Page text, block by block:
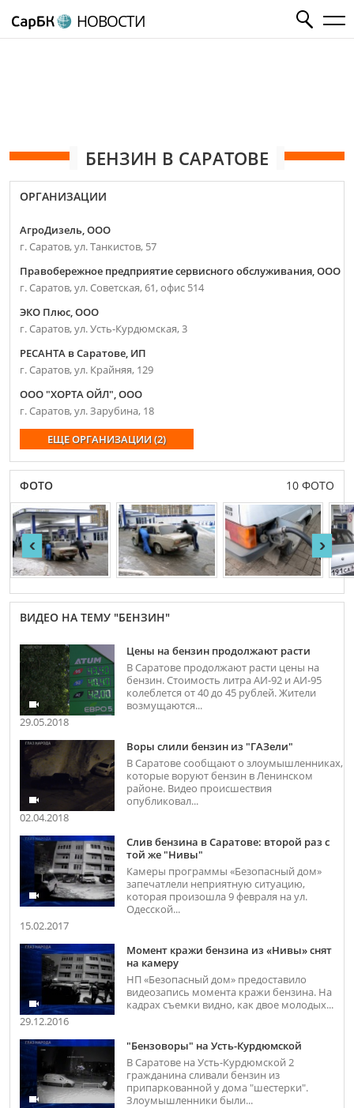
НОВОСТИ
БЕНЗИН В САРАТОВЕ
ОРГАНИЗАЦИИ
АгроДизель, ООО
г. Саратов, ул. Танкистов, 57
Правобережное предприятие сервисного обслуживания, ООО
г. Саратов, ул. Советская, 61, офис 514
ЭКО Плюс, ООО
г. Саратов, ул. Усть-Курдюмская, 3
РЕСАНТА в Саратове, ИП
г. Саратов, ул. Крайняя, 129
ООО "ХОРТА ОЙЛ", ООО
г. Саратов, ул. Зарубина, 18
ЕЩЕ ОРГАНИЗАЦИИ (2)
ФОТО 10 ФОТО
‹ ›
ВИДЕО НА ТЕМУ "БЕНЗИН"
Цены на бензин продолжают расти
В Саратове продолжают расти цены на
бензин. Стоимость литра АИ-92 и АИ-95
колеблется от 40 до 45 рублей. Жители
возмущаются...
29.05.2018
Воры слили бензин из "ГАЗели"
В Саратове сообщают о злоумышленниках,
которые воруют бензин в Ленинском
районе. Видео происшествия
опубликовал...
02.04.2018
Слив бензина в Саратове: второй раз с
той же "Нивы"
Камеры программы «Безопасный дом»
запечатлели неприятную ситуацию,
которая произошла 9 февраля на ул.
Одесской...
15.02.2017
Момент кражи бензина из «Нивы» снят
на камеру
НП «Безопасный дом» предоставило
видеозапись момента кражи бензина. На
кадрах съемки видно, как двое молодых...
29.12.2016
"Бензоворы" на Усть-Курдюмской
В Саратове на Усть-Курдюмской 2
гражданина сливали бензин из
припаркованной у дома "шестерки".
Злоумышленники были...